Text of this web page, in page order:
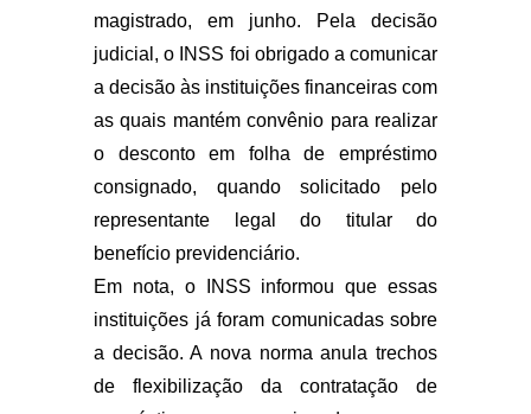
magistrado, em junho. Pela decisão
judicial, o INSS foi obrigado a comunicar
a decisão às instituições financeiras com
as quais mantém convênio para realizar
o desconto em folha de empréstimo
consignado, quando solicitado pelo
representante legal do titular do
benefício previdenciário.
Em nota, o INSS informou que essas
instituições já foram comunicadas sobre
a decisão. A nova norma anula trechos
de flexibilização da contratação de